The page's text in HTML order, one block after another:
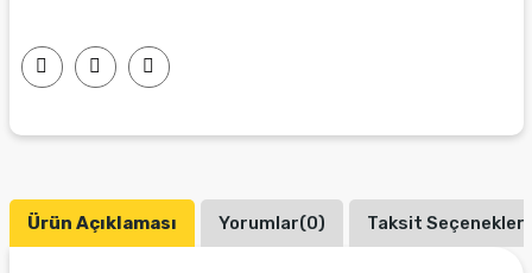
Ürün Açıklaması Yorumlar(0) Taksit Seçenekleri